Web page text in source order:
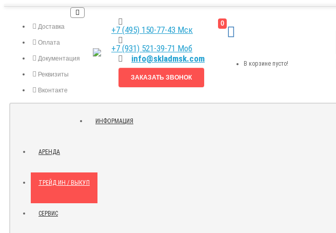
Доставка
Оплата
Документация
Реквизиты
Вконтакте
Я.ДЗЕН
+7 (495) 150-77-43 Мск
+7 (931) 521-39-71 Моб
info@skladmsk.com
ЗАКАЗАТЬ ЗВОНОК
0
В корзине пусто!
ИНФОРМАЦИЯ
АРЕНДА
ТРЕЙД ИН / ВЫКУП
СЕРВИС